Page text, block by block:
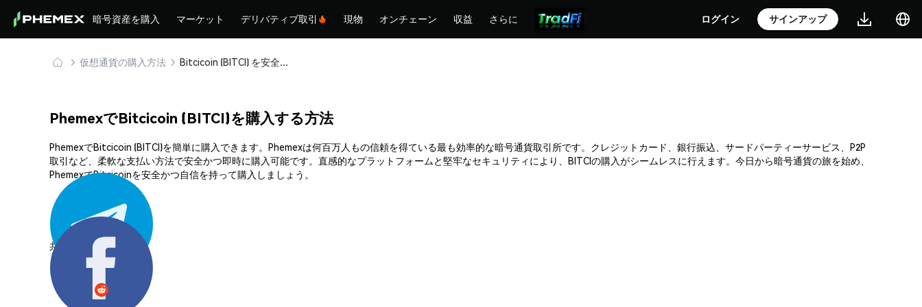
暗号資産を購入 マーケット デリバティブ取引 現物 オンチェーン 収益 さらに ログイン サインアップ
仮想通貨の購入方法 Bitcicoin (BITCI) を安全に購入・保管
PhemexでBitcicoin (BITCI)を購入する方法
PhemexでBitcicoin (BITCI)を簡単に購入できます。Phemexは何百万人もの信頼を得ている最も効率的な暗号通貨取引所です。クレジットカード、銀行振込、サードパーティーサービス、P2P
取引など、柔軟な支払い方法で安全かつ即時に購入可能です。直感的なプラットフォームと堅牢なセキュリティにより、BITCIの購入がシームレスに行えます。今日から暗号通貨の旅を始め、
PhemexでBitcicoinを安全かつ自信を持って購入しましょう。
共有する: